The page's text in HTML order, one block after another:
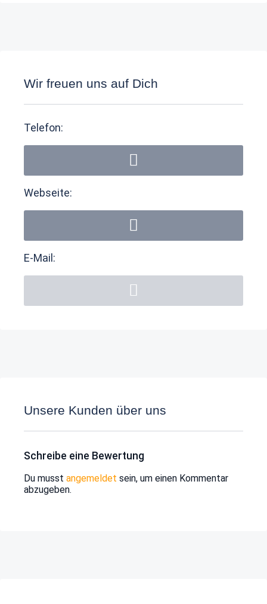
Wir freuen uns auf Dich
Telefon:
Webseite:
E-Mail:
Unsere Kunden über uns
Schreibe eine Bewertung
Du musst angemeldet sein, um einen Kommentar
abzugeben.